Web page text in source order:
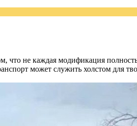
не каждая модификация
может служить холстом для